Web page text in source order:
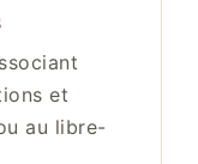
et
au libre-